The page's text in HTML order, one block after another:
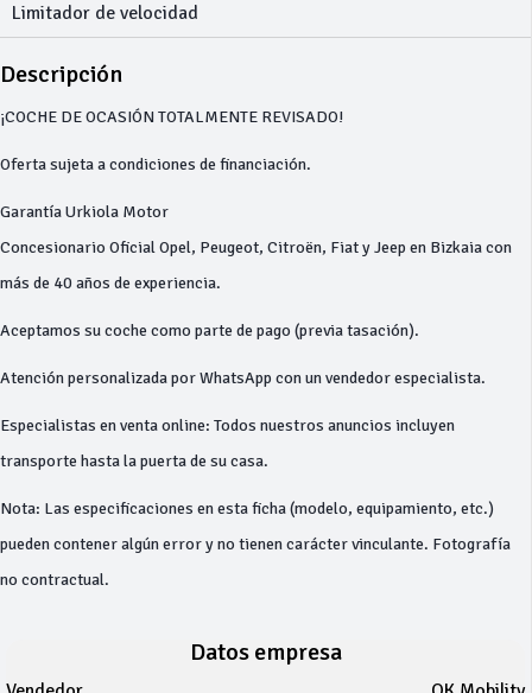
Limitador de velocidad
Descripción
¡COCHE DE OCASIÓN TOTALMENTE REVISADO!
Oferta sujeta a condiciones de financiación.
Garantía Urkiola Motor
Concesionario Oficial Opel, Peugeot, Citroën, Fiat y Jeep en Bizkaia con
más de 40 años de experiencia.
Aceptamos su coche como parte de pago (previa tasación).
Atención personalizada por WhatsApp con un vendedor especialista.
Especialistas en venta online: Todos nuestros anuncios incluyen
transporte hasta la puerta de su casa.
Nota: Las especificaciones en esta ficha (modelo, equipamiento, etc.)
pueden contener algún error y no tienen carácter vinculante. Fotografía
no contractual.
Datos empresa